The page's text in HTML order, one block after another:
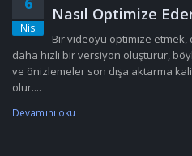
Nis
Nasıl Optimize
Bir videoyu optimize
daha hızlı bir versiyon oluşturur,
ve önizlemeler son dışa aktarma
olur....
Devamını oku